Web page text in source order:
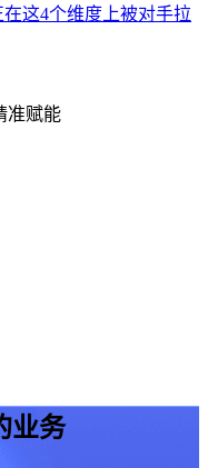
这4个维度上被对手拉
准赋能
业务